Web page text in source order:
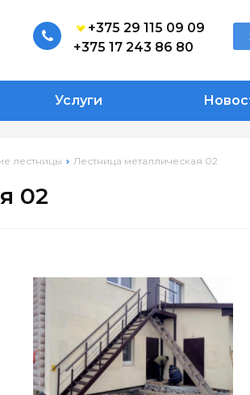
+375 29 115 09 09
+375 17 243 86 80
Услуги
лестницы Лестница металлическая 02
02